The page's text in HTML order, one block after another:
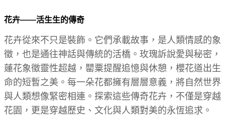
花卉——活生生的傳奇
花卉從來不只是裝飾。它們承載故事，是人類情感的象
徵，也是通往神話與傳統的活橋。玫瑰訴說愛與秘密，
蓮花象徵靈性超越，罌粟提醒追憶與休憩，櫻花道出生
命的短暫之美。每一朵花都擁有層層意義，將自然世界
與人類想像緊密相連。探索這些傳奇花卉，不僅是穿越
花園，更是穿越歷史、文化與人類對美的永恆追求。